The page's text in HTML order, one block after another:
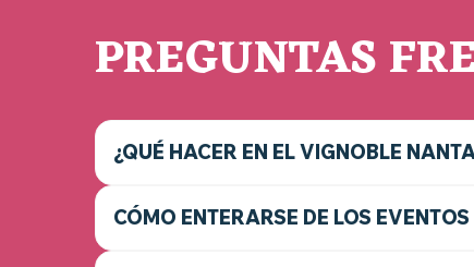
PREGUNTAS
¿QUÉ HACER EN EL VIGNOBLE
CÓMO ENTERARSE DE LOS